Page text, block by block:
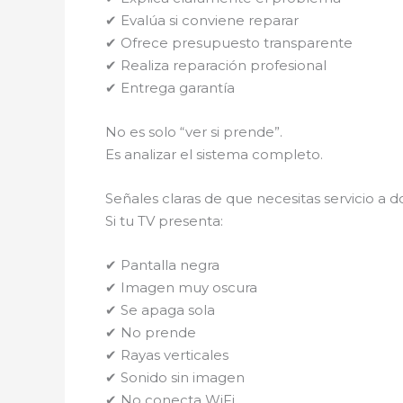
✔ Evalúa si conviene reparar
✔ Ofrece presupuesto transparente
✔ Realiza reparación profesional
✔ Entrega garantía
No es solo “ver si prende”.
Es analizar el sistema completo.
Señales claras de que necesitas servicio a
Si tu TV presenta:
✔ Pantalla negra
✔ Imagen muy oscura
✔ Se apaga sola
✔ No prende
✔ Rayas verticales
✔ Sonido sin imagen
✔ No conecta WiFi